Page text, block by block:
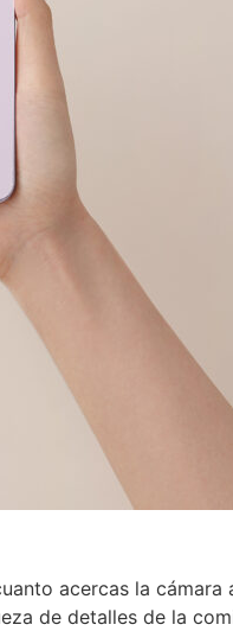
acercas la
de detalles de la